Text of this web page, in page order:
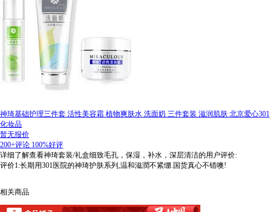
神琦基础护理三件套 活性美容霜 植物爽肤水 洗面奶 三件套装 滋润肌肤 北京爱心301
化妆品
暂无报价
200+评论 100%好评
详细了解查看神琦套装/礼盒细致毛孔，保湿，补水，深层清洁的用户评价:
评价1:长期用301医院的神琦护肤系列,温和滋潤不紧绷.国货真心不错噢!
相关商品